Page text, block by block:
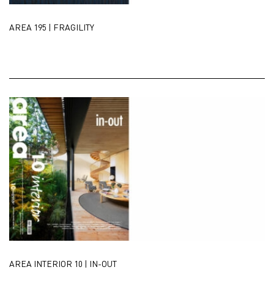
AREA 195 | FRAGILITY
AREA INTERIOR 10 | IN-OUT